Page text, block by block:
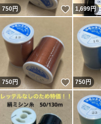
750円 いいね！
1,699円
750円 いいね！
750円